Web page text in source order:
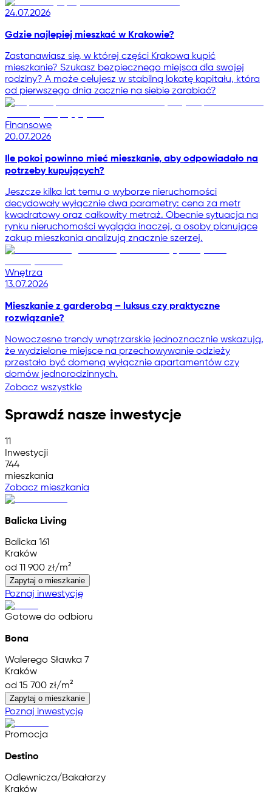
24.07.2026
Gdzie najlepiej mieszkać w Krakowie?
Zastanawiasz się, w której części Krakowa kupić
mieszkanie? Szukasz bezpiecznego miejsca dla swojej
rodziny? A może celujesz w stabilną lokatę kapitału, która
od pierwszego dnia zacznie na siebie zarabiać?
Finansowe
20.07.2026
Ile pokoi powinno mieć mieszkanie, aby odpowiadało na
potrzeby kupujących?
Jeszcze kilka lat temu o wyborze nieruchomości
decydowały wyłącznie dwa parametry: cena za metr
kwadratowy oraz całkowity metraż. Obecnie sytuacja na
rynku nieruchomości wygląda inaczej, a osoby planujące
zakup mieszkania analizują znacznie szerzej.
Wnętrza
13.07.2026
Mieszkanie z garderobą – luksus czy praktyczne
rozwiązanie?
Nowoczesne trendy wnętrzarskie jednoznacznie wskazują,
że wydzielone miejsce na przechowywanie odzieży
przestało być domeną wyłącznie apartamentów czy
domów jednorodzinnych.
Zobacz wszystkie
Sprawdź nasze inwestycje
11
Inwestycji
744
mieszkania
Zobacz mieszkania
Balicka Living
Balicka 161
Kraków
od 11 900 zł/m²
Zapytaj o mieszkanie
Poznaj inwestycję
Gotowe do odbioru
Bona
Walerego Sławka 7
Kraków
od 15 700 zł/m²
Zapytaj o mieszkanie
Poznaj inwestycję
Promocja
Destino
Odlewnicza/Bakałarzy
Kraków